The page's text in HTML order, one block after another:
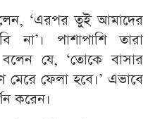
‘এরপর তুই আমাদের
না’। পাশাপাশি তারা
যে, ‘তোকে বাসার
মেরে ফেলা হবে।’ এভাবে
করেন।